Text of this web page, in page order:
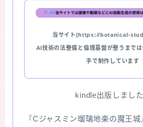
当サイト(https://botanical-
AI技術の法整備と倫理基盤が整うまで
手で制作しています
kindle出版しまし
『Cジャスミン瑠璃地楽の魔王